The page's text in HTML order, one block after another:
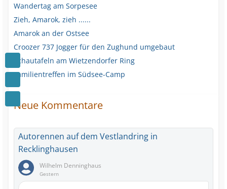
Wandertag am Sorpesee
Zieh, Amarok, zieh ......
Amarok an der Ostsee
Croozer 737 Jogger für den Zughund umgebaut
Schautafeln am Wietzendorfer Ring
Familientreffen im Südsee-Camp
Neue Kommentare
Autorennen auf dem Vestlandring in
Recklinghausen
Wilhelm Denninghaus
Gestern